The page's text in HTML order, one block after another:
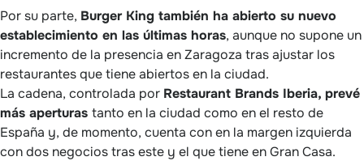
Por su parte, Burger King también ha abierto su nuevo
establecimiento en las últimas horas, aunque no supone un
incremento de la presencia en Zaragoza tras ajustar los
restaurantes que tiene abiertos en la ciudad.
La cadena, controlada por Restaurant Brands Iberia, prevé
más aperturas tanto en la ciudad como en el resto de
España y, de momento, cuenta con en la margen izquierda
con dos negocios tras este y el que tiene en Gran Casa.